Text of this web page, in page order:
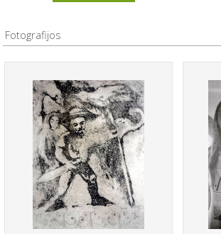
Fotografijos